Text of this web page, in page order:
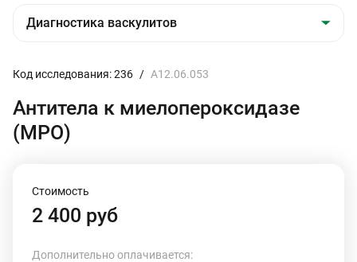
Код исследования: 236 / A12.06.053
Антитела к миелопероксидазе
(MPO)
Стоимость
2 400 руб
Дополнительно оплачивается: